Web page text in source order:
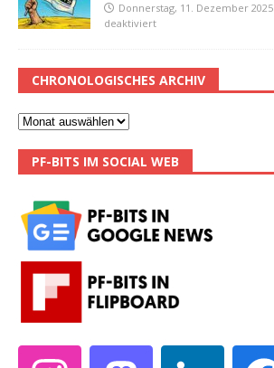
Donnerstag, 11. Dezember 2025
deaktiviert
CHRONOLOGISCHES ARCHIV
PF-BITS IM SOCIAL WEB